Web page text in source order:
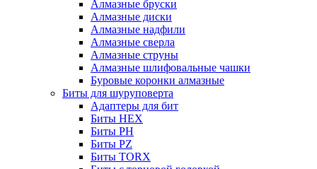
Алмазные бруски
Алмазные диски
Алмазные надфили
Алмазные сверла
Алмазные струны
Алмазные шлифовальные чашки
Буровые коронки алмазные
Биты для шуруповерта
Адаптеры для бит
Биты HEX
Биты PH
Биты PZ
Биты TORX